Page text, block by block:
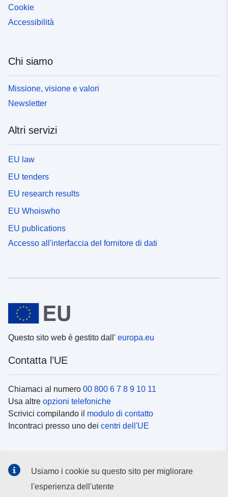
Cookie
Accessibilità
Chi siamo
Missione, visione e valori
Newsletter
Altri servizi
EU law
EU tenders
EU research results
EU Whoiswho
EU publications
Accesso all'interfaccia del fornitore di dati
Questo sito web è gestito dall' europa.eu
Contatta l’UE
Chiamaci al numero 00 800 6 7 8 9 10 11
Usa altre opzioni telefoniche
Scrivici compilando il modulo di contatto
Incontraci presso uno dei centri dell'UE
Cerca icanali social
Usiamo i cookie su questo sito per migliorare
l'esperienza dell'utente